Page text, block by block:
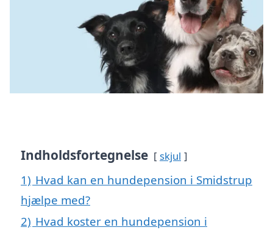
Indholdsfortegnelse skjul
1) Hvad kan en hundepension i Smidstrup
hjælpe med?
2) Hvad koster en hundepension i